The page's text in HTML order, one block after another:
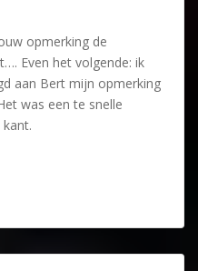
opmerking de
Even het volgende: ik
aan Bert mijn opmerking
was een te snelle